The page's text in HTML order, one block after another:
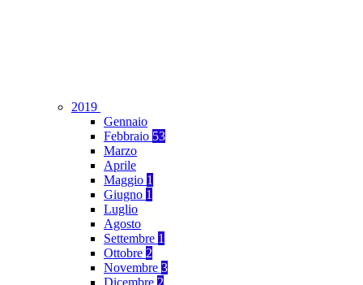
2019
Gennaio
Febbraio 53
Marzo
Aprile
Maggio 1
Giugno 1
Luglio
Agosto
Settembre 1
Ottobre 2
Novembre 3